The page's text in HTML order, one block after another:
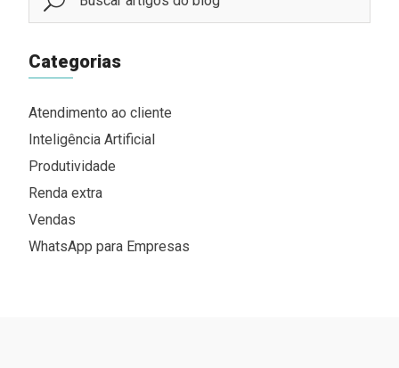
Categorias
Atendimento ao cliente
Inteligência Artificial
Produtividade
Renda extra
Vendas
WhatsApp para Empresas